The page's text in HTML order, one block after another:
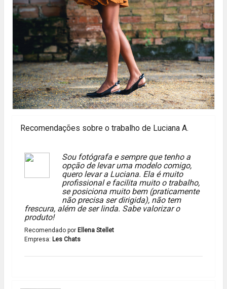
Recomendações sobre o trabalho de Luciana A.
Sou fotógrafa e sempre que tenho a
opção de levar uma modelo comigo,
quero levar a Luciana. Ela é muito
profissional e facilita muito o trabalho,
se posiciona muito bem (praticamente
não precisa ser dirigida), não tem
frescura, além de ser linda. Sabe valorizar o
produto!
Recomendado por Ellena Stellet
Empresa: Les Chats